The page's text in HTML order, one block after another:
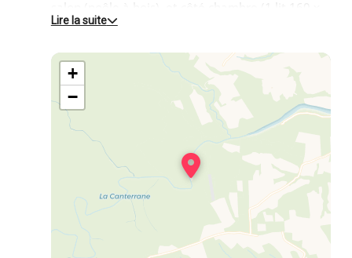
200). Salle d'eau (douche à l'italienne), wc
Une pergola est aménagée devant le gîte,
couvrant l'espace salon de jardin, chiliennes et
barbecue.
Belle piscine à partager, (14x4m20, prof: 40cm
jusqu'à 1m90, du 1er Mai au 30 Octobre) calme,
grands espaces non clos, randonnées et VTT à
partir du gîte.
Terrain de pétanque commun. En bordure d'une
rivière, parfois asséchée en période d'été.
Parking privatif.
Lire la suite
+
−